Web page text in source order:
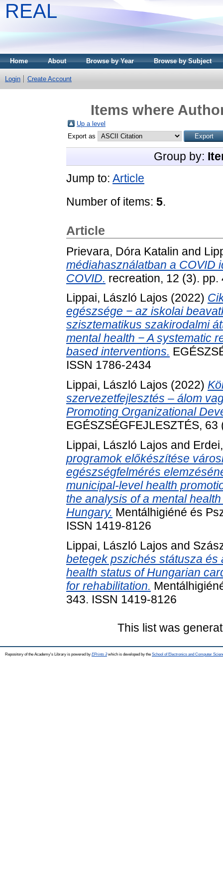
REAL
Home About Browse by Year Browse by Subject
Login Create Account
Items where
Up a level
Export as
Group by:
Jump to: Article
Number of items: 5.
Article
Prievara, Dóra Katalin and
médiahasználatban a COVID
COVID. recreation, 12 (3).
Lippai, László Lajos (2022)
egészsége − az iskolai
szisztematikus szakirodalmi
mental health − A systematic
based interventions.
ISSN 1786-2434
Lippai, László Lajos (2022)
szervezetfejlesztés – álom
Promoting Organizational
EGÉSZSÉGFEJLESZTÉS,
Lippai, László Lajos and
programok előkészítése
egészségfelmérés
municipal-level health
the analysis of a mental
Hungary. Mentálhigiéné és
ISSN 1419-8126
Lippai, László Lajos and
betegek pszichés státusza és
health status of Hungarian
for rehabilitation.
343. ISSN 1419-8126
This list was
Repository of the Academy's Library is powered by EPrints 3which is developed by the School of Electronics and Computer